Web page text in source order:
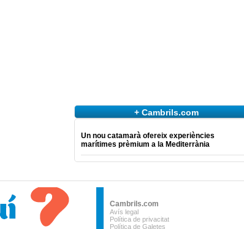
+ Cambrils.com
Un nou catamarà ofereix experiències
marítimes prèmium a la Mediterrània
Cambrils.com
Avís legal
Política de privacitat
Política de Galetes